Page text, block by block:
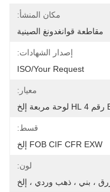
مكان المنشأ:
مقاطعة قوانغدونغ الصينية
إصدار الشهادات:
ISO/your Request
معيار:
قسط:
FOB CIF CFR EXW إلخ
لون:
، بني ، ذهب وردي ، إلخ